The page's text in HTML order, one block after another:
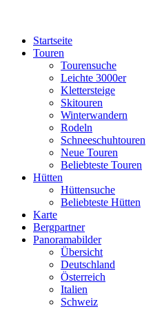
Startseite
Touren
Tourensuche
Leichte 3000er
Klettersteige
Skitouren
Winterwandern
Rodeln
Schneeschuhtouren
Neue Touren
Beliebteste Touren
Hütten
Hüttensuche
Beliebteste Hütten
Karte
Bergpartner
Panoramabilder
Übersicht
Deutschland
Österreich
Italien
Schweiz